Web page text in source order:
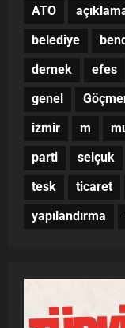
ATO
belediye
dernek
efes
genel
izmir
m
parti
selçuk
tesk
ticaret
yapılandırma